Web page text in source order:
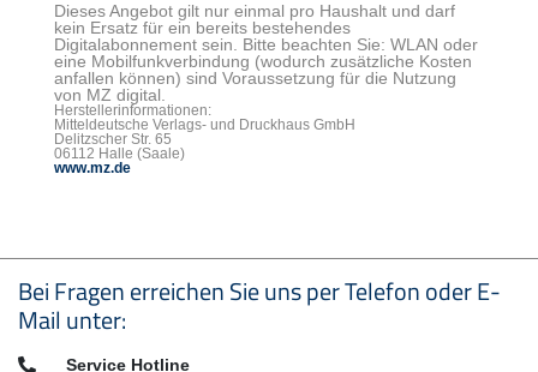
Dieses Angebot gilt nur einmal pro Haushalt und darf
kein Ersatz für ein bereits bestehendes
Digitalabonnement sein. Bitte beachten Sie: WLAN oder
eine Mobilfunkverbindung (wodurch zusätzliche Kosten
anfallen können) sind Voraussetzung für die Nutzung
von MZ digital.
Herstellerinformationen:
Mitteldeutsche Verlags- und Druckhaus GmbH
Delitzscher Str. 65
06112 Halle (Saale)
www.mz.de
Seitenfußbereich
Bei Fragen erreichen Sie uns per Telefon oder E-
Mail unter:
Telefon:Service Hotline